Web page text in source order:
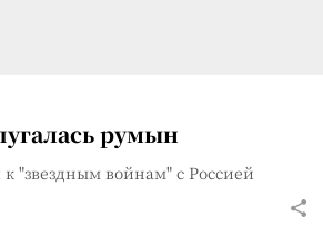
румын
"звездным войнам" с Россией